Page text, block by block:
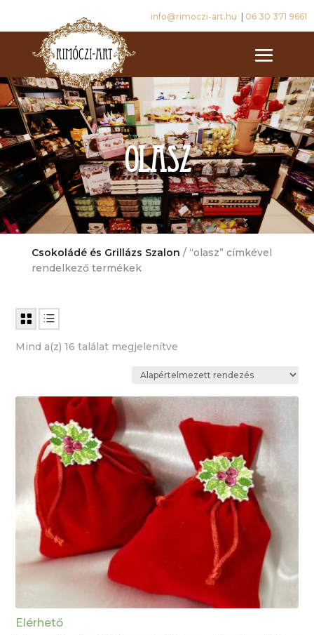
info@rimoczi-art.hu 06 30 371 9661
olasz
Csokoládé és Grillázs Szalon / “olasz” címkével
rendelkező termékek
Mind a(z) 16 találat megjelenítve
Elérhető